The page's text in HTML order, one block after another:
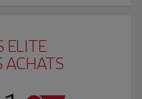
ELITE
ACHATS